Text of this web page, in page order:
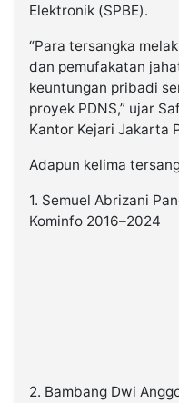
Elektronik (SPBE).
“Para tersangka
dan pemufakatan
keuntungan pribadi
proyek PDNS,” ujar
Kantor Kejari Jakarta
Adapun kelima
1. Semuel Abrizani
Kominfo 2016–2024
2. Bambang Dwi